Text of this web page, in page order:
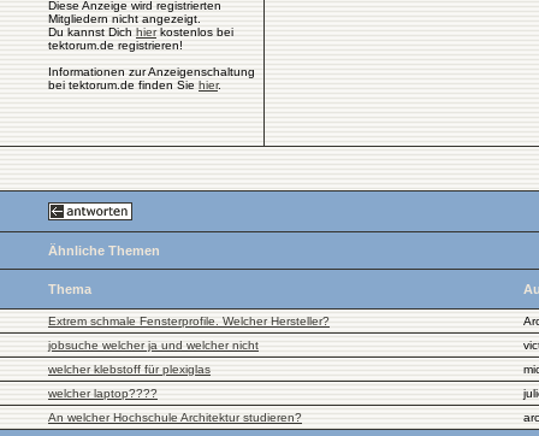
Diese Anzeige wird registrierten
Mitgliedern nicht angezeigt.
Du kannst Dich hierkostenlos bei
tektorum.de registrieren!
Informationen zur Anzeigenschaltung
bei tektorum.de finden Sie hier.
Ähnliche Themen
Thema
Extrem schmale Fensterprofile. Welcher Hersteller?
jobsuche welcher ja und welcher nicht
welcher klebstoff für plexiglas
welcher laptop????
An welcher Hochschule Architektur studieren?